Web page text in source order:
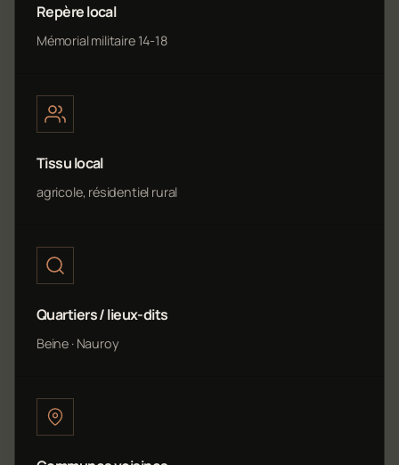
Repère local
Mémorial militaire 14-18
Tissu local
agricole, résidentiel rural
Quartiers / lieux-dits
Beine · Nauroy